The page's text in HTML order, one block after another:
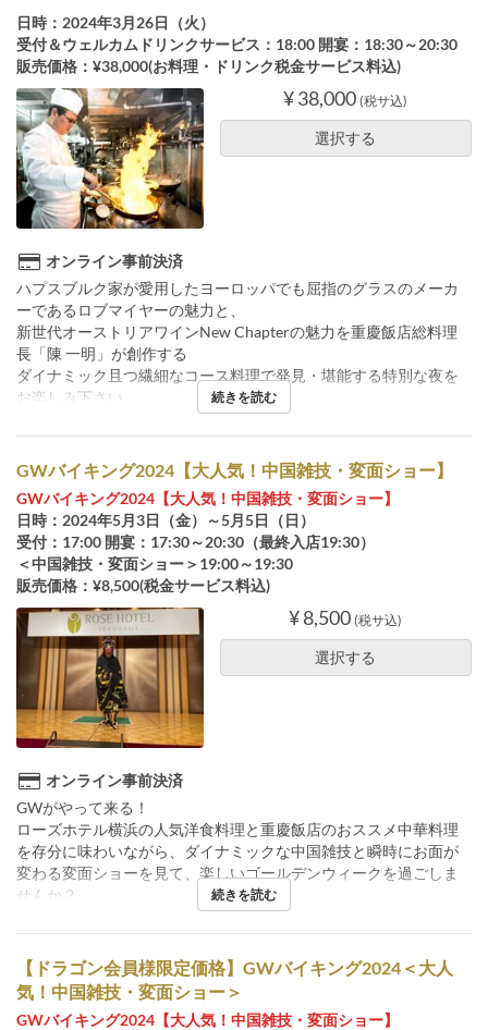
日時：2024年3月26日（火）
受付＆ウェルカムドリンクサービス：18:00 開宴：18:30～20:30
販売価格：¥38,000(お料理・ドリンク税金サービス料込)
¥ 38,000 (税サ込)
選択する
オンライン事前決済
ハプスブルク家が愛用したヨーロッパでも屈指のグラスのメーカ
ーであるロブマイヤーの魅力と、
新世代オーストリアワインNew Chapterの魅力を重慶飯店総料理
長「陳 一明」が創作する
ダイナミック且つ繊細なコース料理で発見・堪能する特別な夜を
お楽しみ下さい。
続きを読む
GWバイキング2024【大人気！中国雑技・変面ショー】
GWバイキング2024【大人気！中国雑技・変面ショー】
日時：2024年5月3日（金）～5月5日（日）
受付：17:00 開宴：17:30～20:30（最終入店19:30）
＜中国雑技・変面ショー＞19:00～19:30
販売価格：¥8,500(税金サービス料込)
¥ 8,500 (税サ込)
選択する
オンライン事前決済
GWがやって来る！
ローズホテル横浜の人気洋食料理と重慶飯店のおススメ中華料理
を存分に味わいながら、ダイナミックな中国雑技と瞬時にお面が
変わる変面ショーを見て、楽しいゴールデンウィークを過ごしま
せんか？
続きを読む
【ドラゴン会員様限定価格】GWバイキング2024＜大人
気！中国雑技・変面ショー＞
GWバイキング2024【大人気！中国雑技・変面ショー】